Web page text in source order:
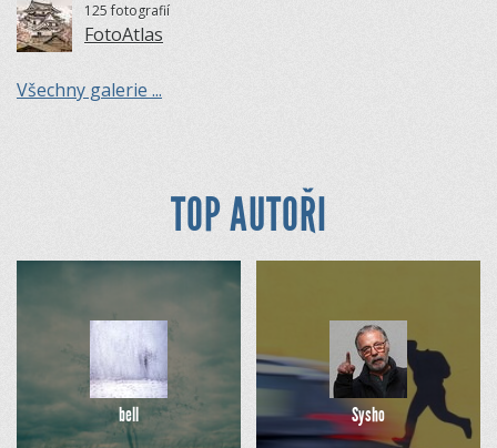
125 fotografií
FotoAtlas
Všechny galerie ...
TOP AUTOŘI
bell Sysho